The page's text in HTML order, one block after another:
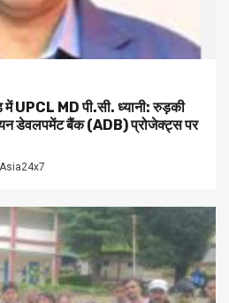
UPCL MD पी.सी. ध्यानी: रुड़की
डेवलपमेंट बैंक (ADB) प्रोजेक्ट्स पर